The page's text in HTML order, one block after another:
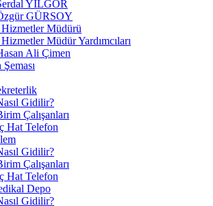
YILGÖR
GÜRSOY
Müdürü
Müdür Yardımcıları
Ali Çimen
Gidilir?
Çalışanları
Hat Telefon
Gidilir?
Çalışanları
Hat Telefon
Depo
Gidilir?